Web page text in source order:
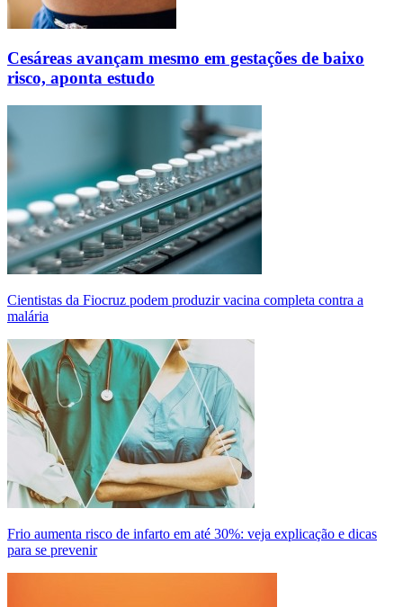
Cesáreas avançam mesmo em gestações de baixo
risco, aponta estudo
Cientistas da Fiocruz podem produzir vacina completa contra a
malária
Frio aumenta risco de infarto em até 30%: veja explicação e dicas
para se prevenir